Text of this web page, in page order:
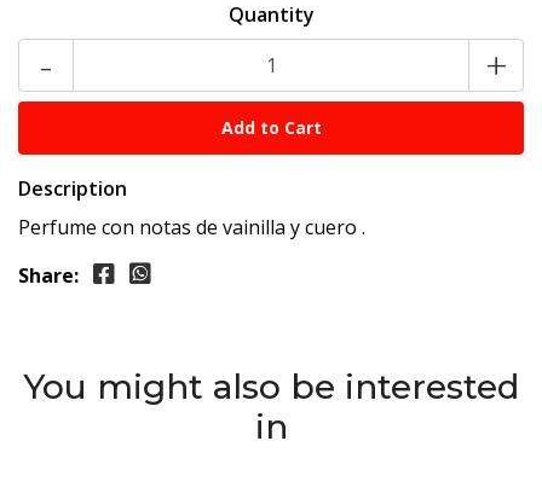
Quantity
- +
Description
Perfume con notas de vainilla y cuero .
Share:
You might also be interested
in